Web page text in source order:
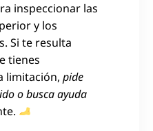
inspeccionar las
y los
Si te resulta
tienes
limitación, pide
o busca ayuda